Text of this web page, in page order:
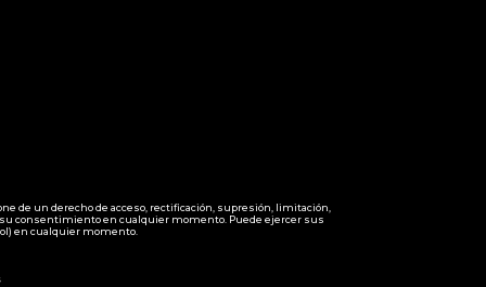
de un derecho de acceso, rectificación, supresión, limitación,
consentimiento en cualquier momento. Puede ejercer sus
en cualquier momento.